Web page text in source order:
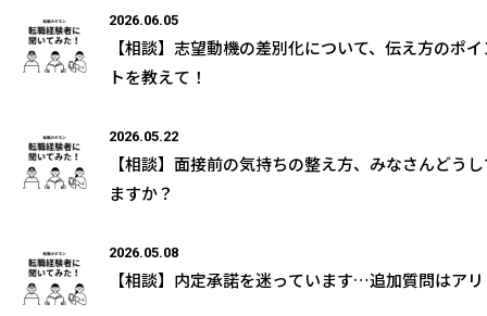
2026.06.05
【相談】志望動機の差別化について、伝え方のポ
トを教えて！
2026.05.22
【相談】面接前の気持ちの整え方、みなさんどう
ますか？
2026.05.08
【相談】内定承諾を迷っています…追加質問はア